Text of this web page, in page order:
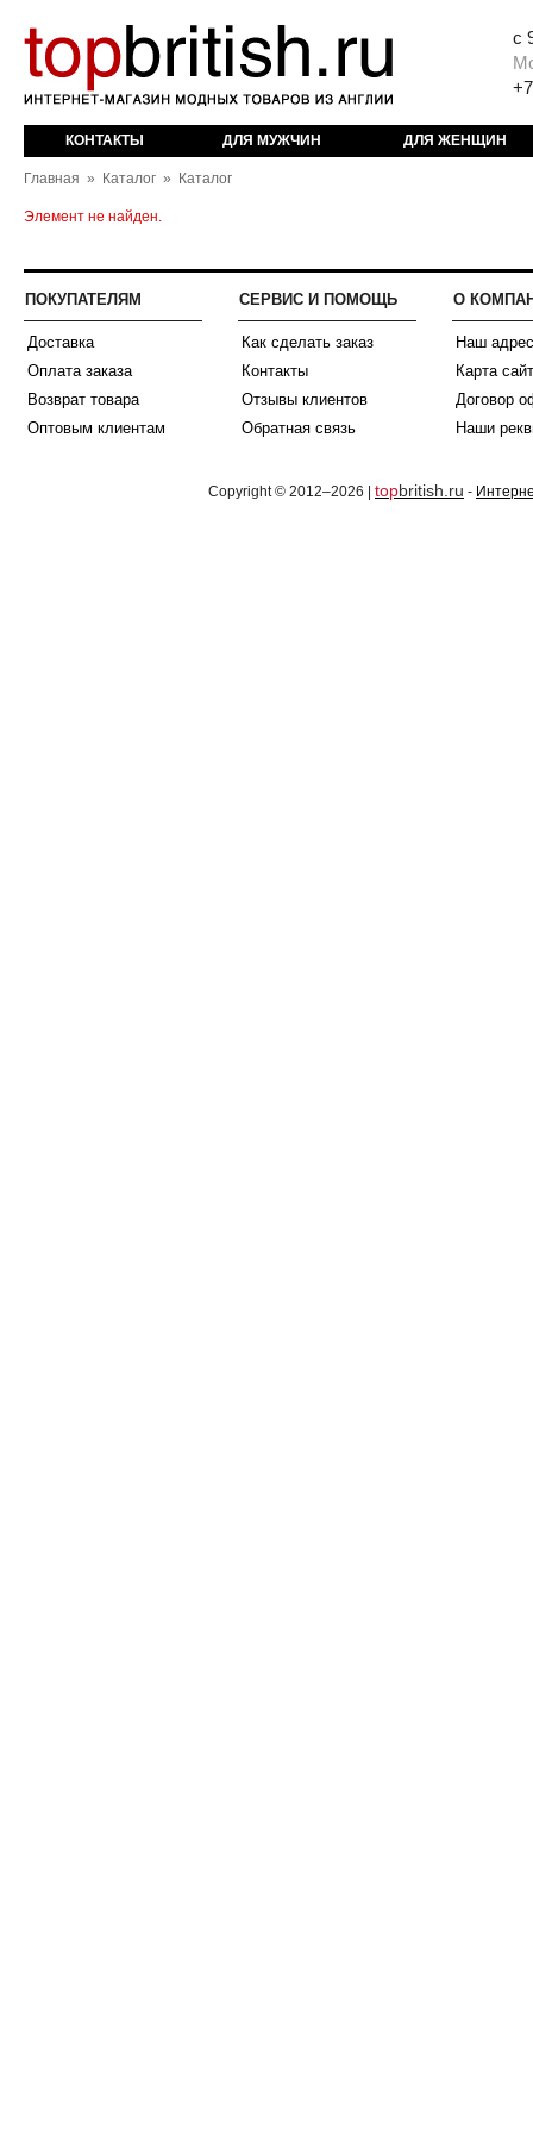
с
КОНТАКТЫ ДЛЯ МУЖЧИН ДЛЯ ЖЕНЩИН
Главная » Каталог » Каталог
Элемент не найден.
ПОКУПАТЕЛЯМ
Доставка
Оплата заказа
Возврат товара
Оптовым клиентам
СЕРВИС И ПОМОЩЬ
Как сделать заказ
Контакты
Отзывы клиентов
Обратная связь
О
Наш адрес
Карта
Договор
Наши
Copyright © 2012–2026 | topbritish.ru -